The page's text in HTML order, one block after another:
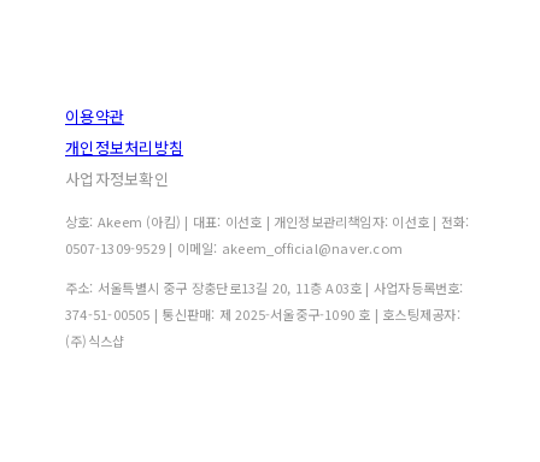
이용약관
개인정보처리방침
사업자정보확인
상호: Akeem (아킴) | 대표: 이선호 | 개인정보관리책임자: 이선호 | 전화:
0507-1309-9529 | 이메일: akeem_official@naver.com
주소: 서울특별시 중구 장충단로13길 20, 11층 A03호 | 사업자등록번호:
374-51-00505 | 통신판매: 제 2025-서울중구-1090 호 | 호스팅제공자:
(주)식스샵